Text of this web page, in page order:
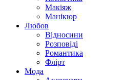
Макіяж
Манікюр
Любов
Відносини
Розповіді
Романтика
Флірт
Мода